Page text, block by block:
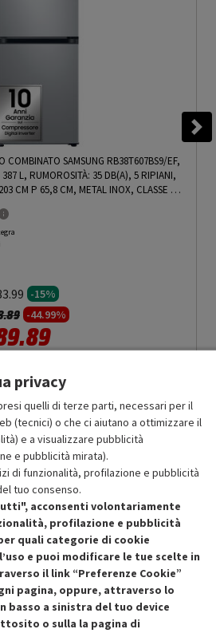
COMBINATO SAMSUNG RB38T607BS9/EF,
L, RUMOROSITÀ: 35 DB(A), 5 RIPIANI,
CM P 65,8 CM, METAL INOX, CLASSE B -
-15%
ridotto da
a-44.99%
al carrello
IMPERDIBILI
al corrispondente prodotto nuovo.
Recedere dal contratto qui
privacy
quelli di terze parti, necessari per il
(tecnici) o che ci aiutano a ottimizzare il
e a visualizzare pubblicità
e pubblicità mirata).
di funzionalità, profilazione e pubblicità
tuo consenso.
acconsenti volontariamente
profilazione e pubblicità
quali categorie di cookie
e puoi modificare le tue scelte in
il link “Preferenze Cookie”
pagina, oppure, attraverso lo
basso a sinistra del tuo device
o sulla la pagina di